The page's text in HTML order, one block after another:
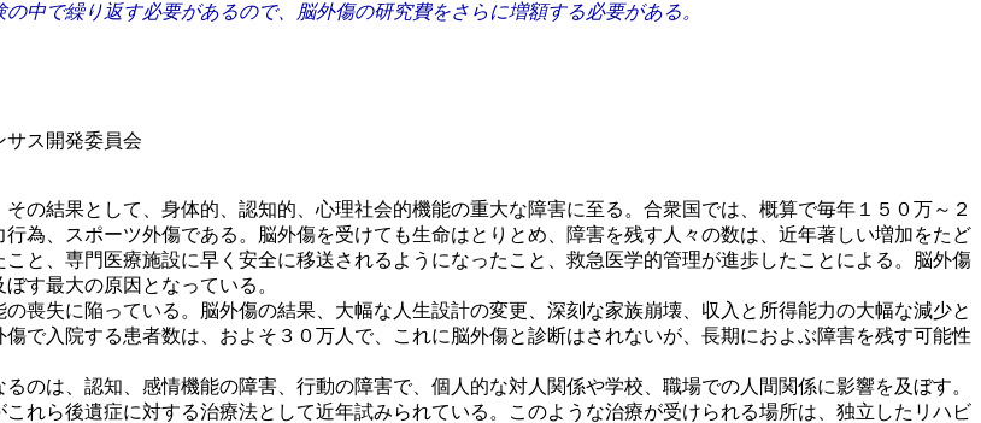
中で繰り返す必要があるので、脳外傷の研究費をさらに増額する必要がある。
サス開発委員会
の結果として、身体的、認知的、心理社会的機能の重大な障害に至る。合衆国では、概算で毎年１５０万～２
為、スポーツ外傷である。脳外傷を受けても生命はとりとめ、障害を残す人々の数は、近年著しい増加をたど
と、専門医療施設に早く安全に移送されるようになったこと、救急医学的管理が進歩したことによる。脳外傷
す最大の原因となっている。
喪失に陥っている。脳外傷の結果、大幅な人生設計の変更、深刻な家族崩壊、収入と所得能力の大幅な減少と
で入院する患者数は、およそ３０万人で、これに脳外傷と診断はされないが、長期におよぶ障害を残す可能性
のは、認知、感情機能の障害、行動の障害で、個人的な対人関係や学校、職場での人間関係に影響を及ぼす。
れら後遺症に対する治療法として近年試みられている。このような治療が受けられる場所は、独立したリハビ